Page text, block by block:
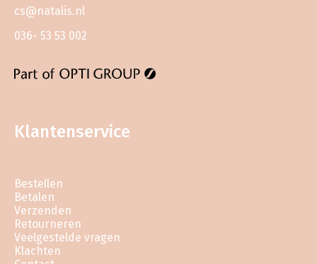
cs@natalis.nl
036- 53 53 002
Klantenservice
Bestellen
Betalen
Verzenden
Retourneren
Veelgestelde vragen
Klachten